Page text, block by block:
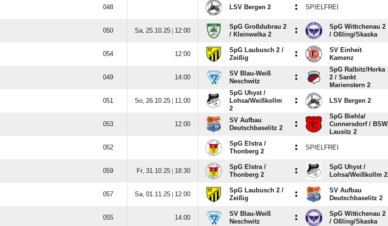
 LSV Bergen 2 : SPIELFREI
   | 
SpG Großdubrau 2
/​ Kleinwelka 2
:
SpG Wittichenau 2
/​ Oßling/​Skaska
 
SpG Laubusch 2 /​
Zeißig
:
SV Einheit
Kamenz
 
SV Blau-Weiß
Neschwitz
:
SpG Ralbitz/​Horka
2 /​ Sankt
Marienstern 2
   | 
SpG Uhyst /​
Lohsa/​Weißkollm
2
: LSV Bergen 2
 
SV Aufbau
Deutschbaselitz 2
:
SpG Biehla/​
Cunnersdorf /​ BSW
Lausitz 2

SpG Elstra /​
Thonberg 2
: SPIELFREI
   | 
SpG Elstra /​
Thonberg 2
:
SpG Uhyst /​
Lohsa/​Weißkollm 2
   | 
SpG Laubusch 2 /​
Zeißig
:
SV Aufbau
Deutschbaselitz 2
 
SV Blau-Weiß
Neschwitz
:
SpG Wittichenau 2
/​ Oßling/​Skaska